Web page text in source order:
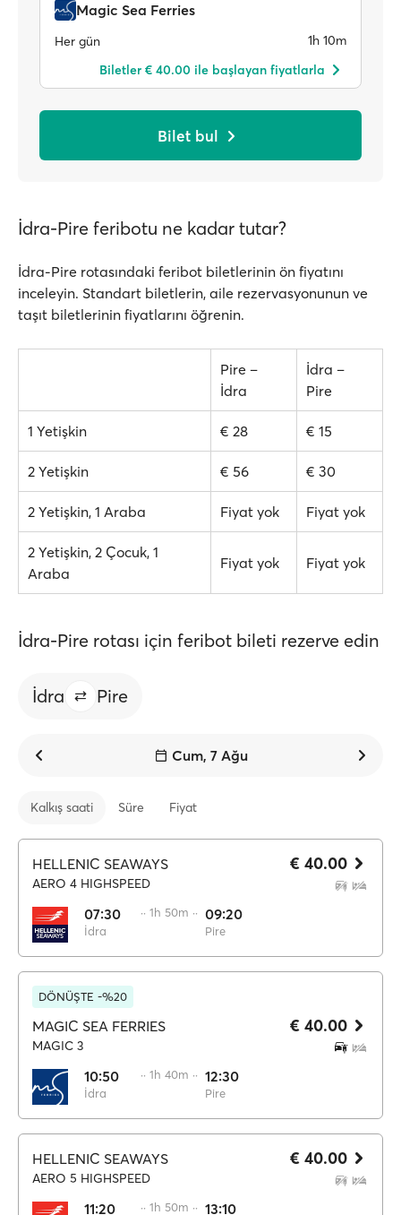
Magic Sea Ferries
Her gün
1h 10m
Biletler € 40.00 ile başlayan fiyatlarla
Bilet bul
İdra-Pire feribotu ne kadar tutar?
İdra-Pire rotasındaki feribot biletlerinin ön fiyatını
inceleyin. Standart biletlerin, aile rezervasyonunun ve
taşıt biletlerinin fiyatlarını öğrenin.
Pire –
İdra
İdra –
Pire
1 Yetişkin € 28 € 15
2 Yetişkin € 56 € 30
2 Yetişkin, 1 Araba Fiyat yok Fiyat yok
2 Yetişkin, 2 Çocuk, 1
Araba
Fiyat yok Fiyat yok
İdra-Pire rotası için feribot bileti rezerve edin
İdra Pire
Cum, 7 Ağu
Kalkış saati Süre Fiyat
HELLENIC SEAWAYS
AERO 4 HIGHSPEED
07:30
İdra
·· 1h 50m ·· 09:20
Pire
€ 40.00
DÖNÜŞTE -%20
MAGIC SEA FERRIES
MAGIC 3
10:50
İdra
·· 1h 40m ·· 12:30
Pire
€ 40.00
HELLENIC SEAWAYS
AERO 5 HIGHSPEED
11:20 ·· 1h 50m ·· 13:10
€ 40.00